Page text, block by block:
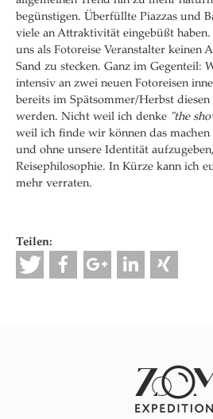
begünstigen. Überfüllte Piazzas und
viele an Attraktivität eingebüßt
uns als Fotoreise Veranstalter keinen
Sand zu stecken. Ganz im Gegenteil:
intensiv an zwei neuen Fotoreisen
bereits im Spätsommer/Herbst diesen
werden. Nicht weil ich denke "the
weil ich finde wir können das machen
und ohne unsere Identität
Reisephilosophie. In Kürze kann ich
mehr verraten.
Teilen: